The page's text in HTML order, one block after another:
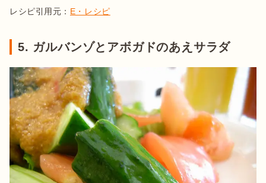
レシピ引用元： E・レシピ
5. ガルバンゾとアボガドのあえサラダ